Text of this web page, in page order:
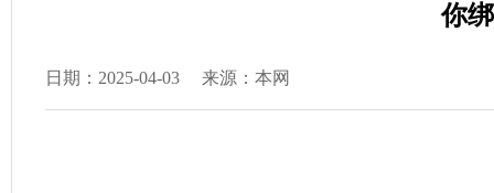
你
日期：2025-04-03 来源：本网